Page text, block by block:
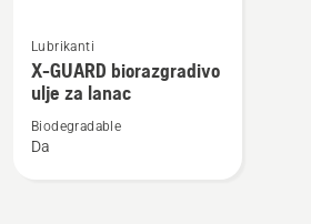
više
detalja
Lubrikanti
X-GUARD biorazgradivo
ulje za lanac
Biodegradable
Da